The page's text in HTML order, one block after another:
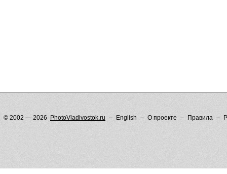
© 2002 — 2026 PhotoVladivostok.ru English О проекте Правила